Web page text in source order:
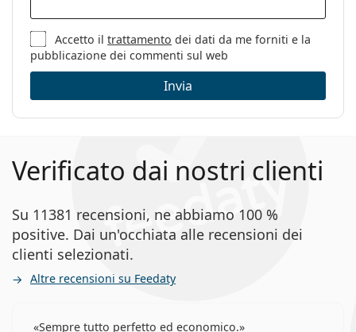
Accetto iltrattamento dei dati da me forniti e la
pubblicazione dei commenti sul web
Invia
Verificato dai nostri clienti
Su 11381 recensioni, ne abbiamo 100 %
positive. Dai un'occhiata alle recensioni dei
clienti selezionati.
Altre recensioni su Feedaty
Sempre tutto perfetto ed economico.